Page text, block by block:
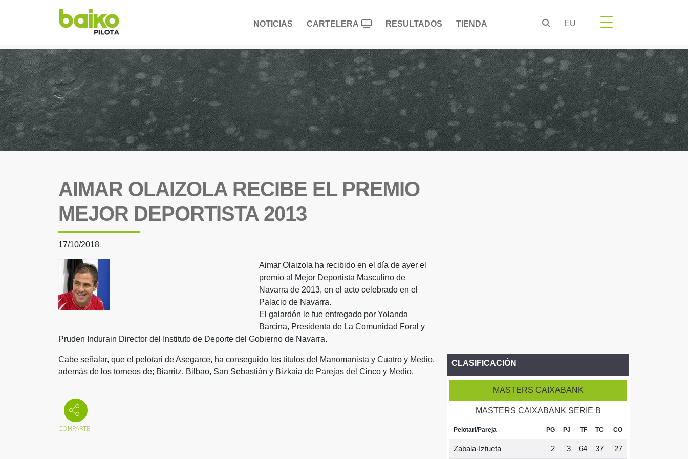
NOTICIAS CARTELERA RESULTADOS TIENDA EU
AIMAR OLAIZOLA RECIBE EL PREMIO
MEJOR DEPORTISTA 2013
17/10/2018
Aimar Olaizola ha recibido en el día de ayer el
premio al Mejor Deportista Masculino de
Navarra de 2013, en el acto celebrado en el
Palacio de Navarra.
El galardón le fue entregado por Yolanda
Barcina, Presidenta de La Comunidad Foral y
Pruden Indurain Director del Instituto de Deporte del Gobierno de Navarra.
Cabe señalar, que el pelotari de Asegarce, ha conseguido los títulos del Manomanista y Cuatro y Medio,
además de los torneos de; Biarritz, Bilbao, San Sebastián y Bizkaia de Parejas del Cinco y Medio.
CLASIFICACIÓN
MASTERS CAIXABANK
MASTERS CAIXABANK SERIE B
Pelotari/Pareja PG PJ TF TC CO
Zabala-Iztueta 2 3 64 37 27